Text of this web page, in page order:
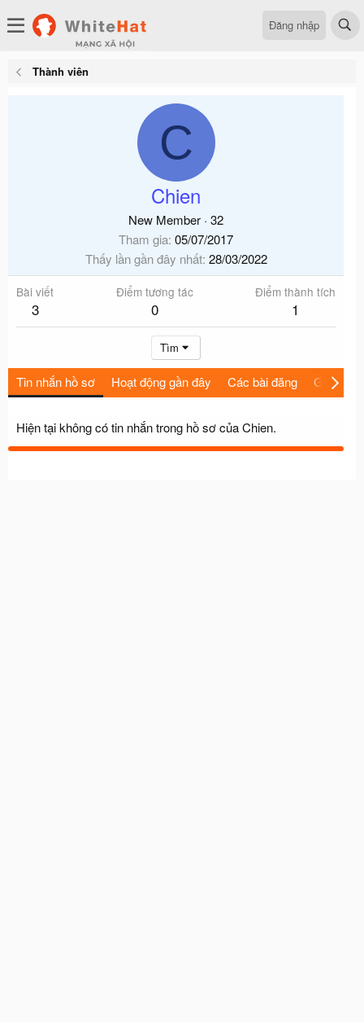
Đăng nhập
Thành viên
C
Chien
New Member · 32
Tham gia 05/07/2017
Thấy lần gần đây nhất 28/03/2022
Bài viết
3
Điểm tương tác
0
Điểm thành tích
1
Tìm
Tin nhắn hồ sơ Hoạt động gần đây Các bài đăng Giới thiệu
Hiện tại không có tin nhắn trong hồ sơ của Chien.